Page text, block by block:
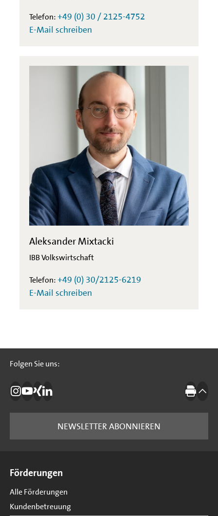
Telefon:+49 (0) 30 / 2125-4752
E-Mail schreiben
Aleksander Mixtacki
IBB Volkswirtschaft
Telefon:+49 (0) 30/2125-6219
E-Mail schreiben
Folgen Sie uns:
Folgen Sie uns:
Die IBB auf Instagram
Die IBB auf YouTube
Die IBB auf Xing
Die IBB auf LinkedIn Drucken
NEWSLETTER ABONNIEREN
Förderungen
Alle Förderungen
Kundenbetreuung